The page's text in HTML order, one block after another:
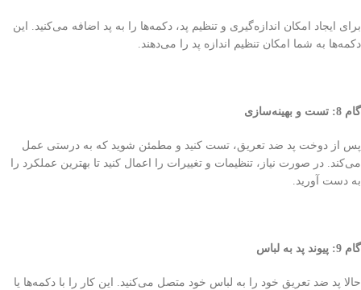
برای ایجاد امکان اندازه‌گیری و تنظیم پد، دکمه‌ها را به پد اضافه می‌کنید. این
دکمه‌ها به شما امکان تنظیم اندازه پد را می‌دهند.
گام 8: تست و بهینه‌سازی
پس از دوخت پد ضد تعریق، تست کنید و مطمئن شوید که به درستی عمل
می‌کند. در صورت نیاز، تنظیمات و تغییرات را اعمال کنید تا بهترین عملکرد را
به دست آورید.
گام 9: پیوند پد به لباس
حالا پد ضد تعریق خود را به لباس خود متصل می‌کنید. این کار را با دکمه‌ها یا